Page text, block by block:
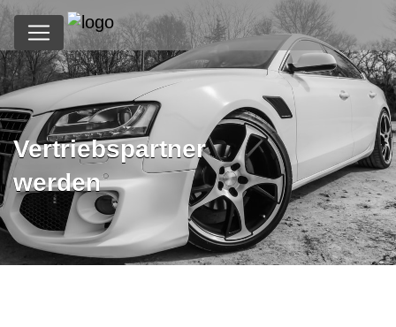
Vertriebspartner
werden